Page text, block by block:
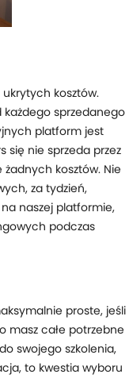
kosztów.
każdego sprzedanego
platform jest
się nie sprzeda przez
kosztów. Nie
za tydzień,
naszej platformie,
podczas
proste, jeśli
masz całe potrzebne
swojego szkolenia,
to kwestia wyboru